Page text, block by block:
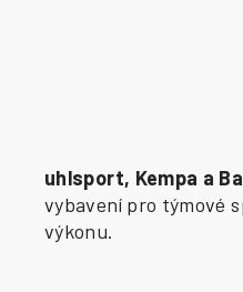
uhlsport, Kempa a
vybavení pro týmové
výkonu.